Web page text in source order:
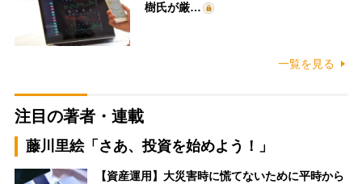
樹氏が厳…
一覧を見る
注目の著者・連載
藤川里絵「さあ、投資を始めよう！」
【資産運用】大災害時に慌てないために平時から